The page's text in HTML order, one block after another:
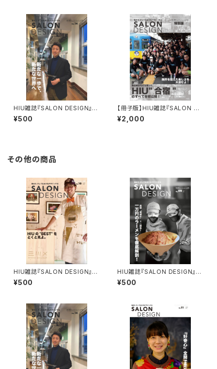
HIU雑誌『SALON DESIGN』v
ol.14（電子版）
¥500
【冊子版】HIU雑誌『SALON DE
SIGN』合宿特別版
¥2,000
その他の商品
HIU雑誌『SALON DESIGN』v
ol.10（電子版）
¥500
HIU雑誌『SALON DESIGN』v
ol.9（電子版）
¥500